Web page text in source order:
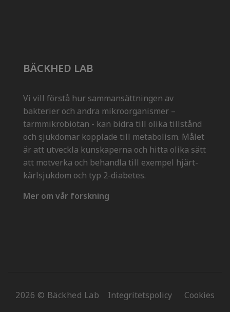
BÄCKHED LAB
Vi vill förstå hur sammansättningen av
bakterier och andra mikroorganismer –
tarmmikrobiotan - kan bidra till olika tillstånd
och sjukdomar kopplade till metabolism. Målet
är att utveckla kunskaperna och hitta olika sätt
att motverka och behandla till exempel hjärt-
kärlsjukdom och typ 2-diabetes.
Mer om vår forskning
2026 © Bäckhed Lab Integritetspolicy Cookies